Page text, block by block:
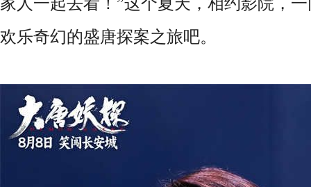
欢乐奇幻的盛唐探案之旅吧。